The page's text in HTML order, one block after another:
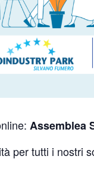
Assemblea
per tutti i